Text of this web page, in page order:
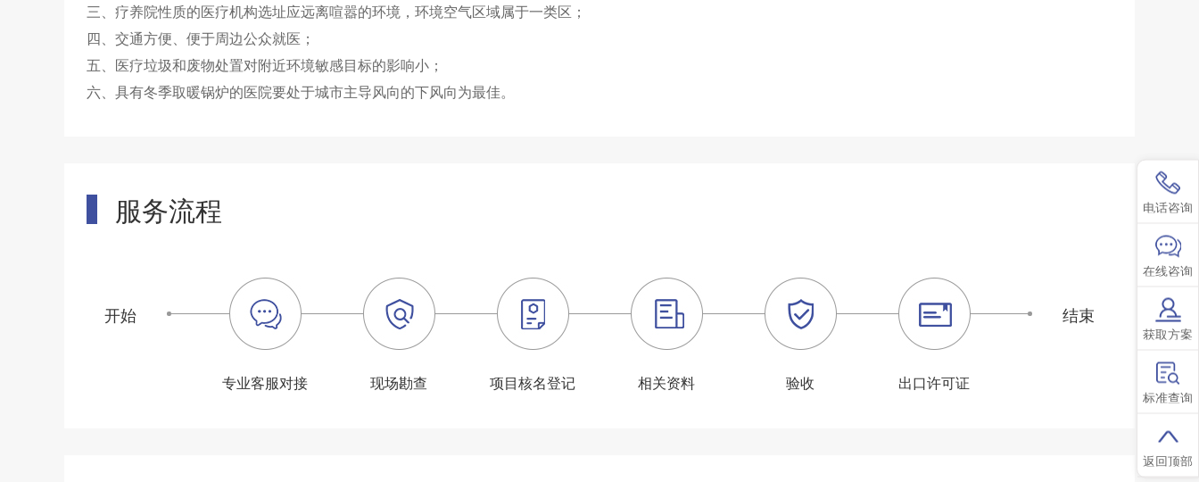
三、疗养院性质的医疗机构选址应远离喧嚣的环境，环境空气区域属于一类区；
四、交通方便、便于周边公众就医；
五、医疗垃圾和废物处置对附近环境敏感目标的影响小；
六、具有冬季取暖锅炉的医院要处于城市主导风向的下风向为最佳。
服务流程
开始
专业客服对接 现场勘查 项目核名登记 相关资料 验收 出口许可证
结束
电话咨询
在线咨询
获取方案
标准查询
返回顶部